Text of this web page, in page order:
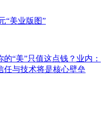
“美业版图”
“美”只值这点钱？业内：
任与技术将是核心壁垒